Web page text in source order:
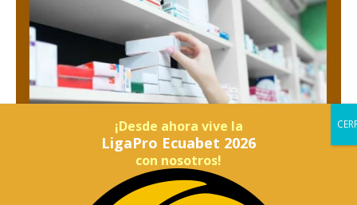
¡Desde ahora vive la
LigaPro Ecuabet 2026
con nosotros!